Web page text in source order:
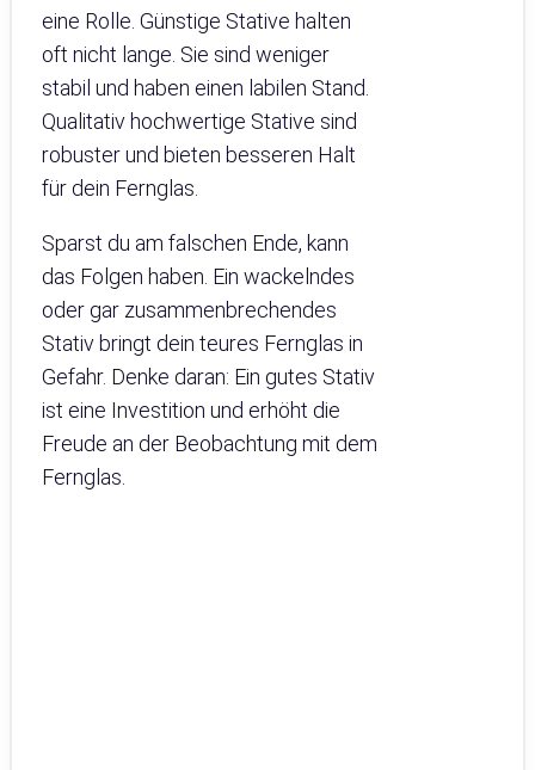
eine Rolle. Günstige Stative halten
oft nicht lange. Sie sind weniger
stabil und haben einen labilen Stand.
Qualitativ hochwertige Stative sind
robuster und bieten besseren Halt
für dein Fernglas.
Sparst du am falschen Ende, kann
das Folgen haben. Ein wackelndes
oder gar zusammenbrechendes
Stativ bringt dein teures Fernglas in
Gefahr. Denke daran: Ein gutes Stativ
ist eine Investition und erhöht die
Freude an der Beobachtung mit dem
Fernglas.